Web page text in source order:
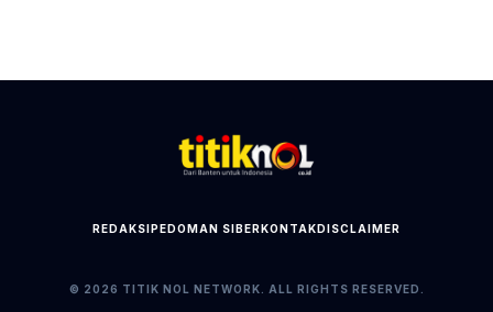
REDAKSIPEDOMAN SIBERKONTAKDISCLAIMER
© 2026 TITIK NOL NETWORK. ALL RIGHTS RESERVED.